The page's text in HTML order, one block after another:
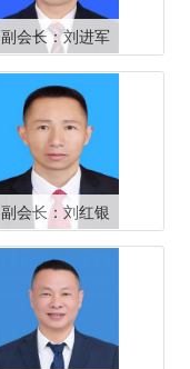
副会长：刘进军
副会长：刘红银